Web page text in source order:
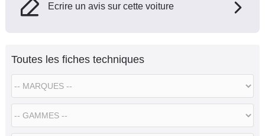
Ecrire un avis sur cette voiture
Toutes les fiches techniques